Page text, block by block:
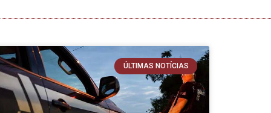
ÚLTIMAS NOTÍCIAS